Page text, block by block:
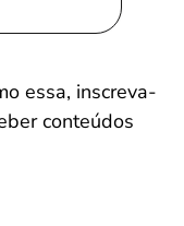
essa, inscreva-
conteúdos